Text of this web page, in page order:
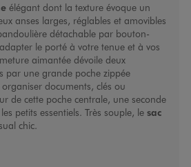
élégant dont la texture évoque un
anses larges, réglables et amovibles
détachable par bouton-
le porté à votre tenue et à vos
aimantée dévoile deux
par une grande poche zippée
documents, clés ou
de cette poche centrale, une seconde
petits essentiels. Très souple, le sac
chic.